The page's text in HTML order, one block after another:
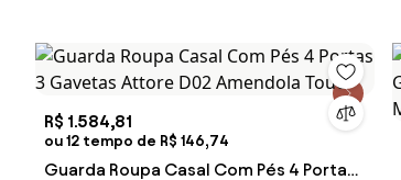
R$ 1.584,81
ou 12 tempo de R$ 146,74
Guarda Roupa Casal Com Pés 4 Portas